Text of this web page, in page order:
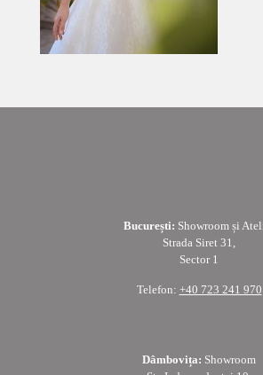
București: Showroom și
Strada Siret 31,
Sector 1
Telefon: +40 723 241 970
Dâmbovița: Showroom